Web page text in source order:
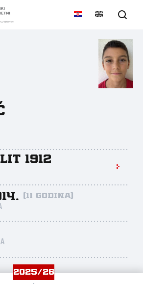
1912
(11 godina)
2025/26